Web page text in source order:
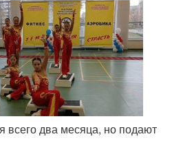
всего два месяца, но подают